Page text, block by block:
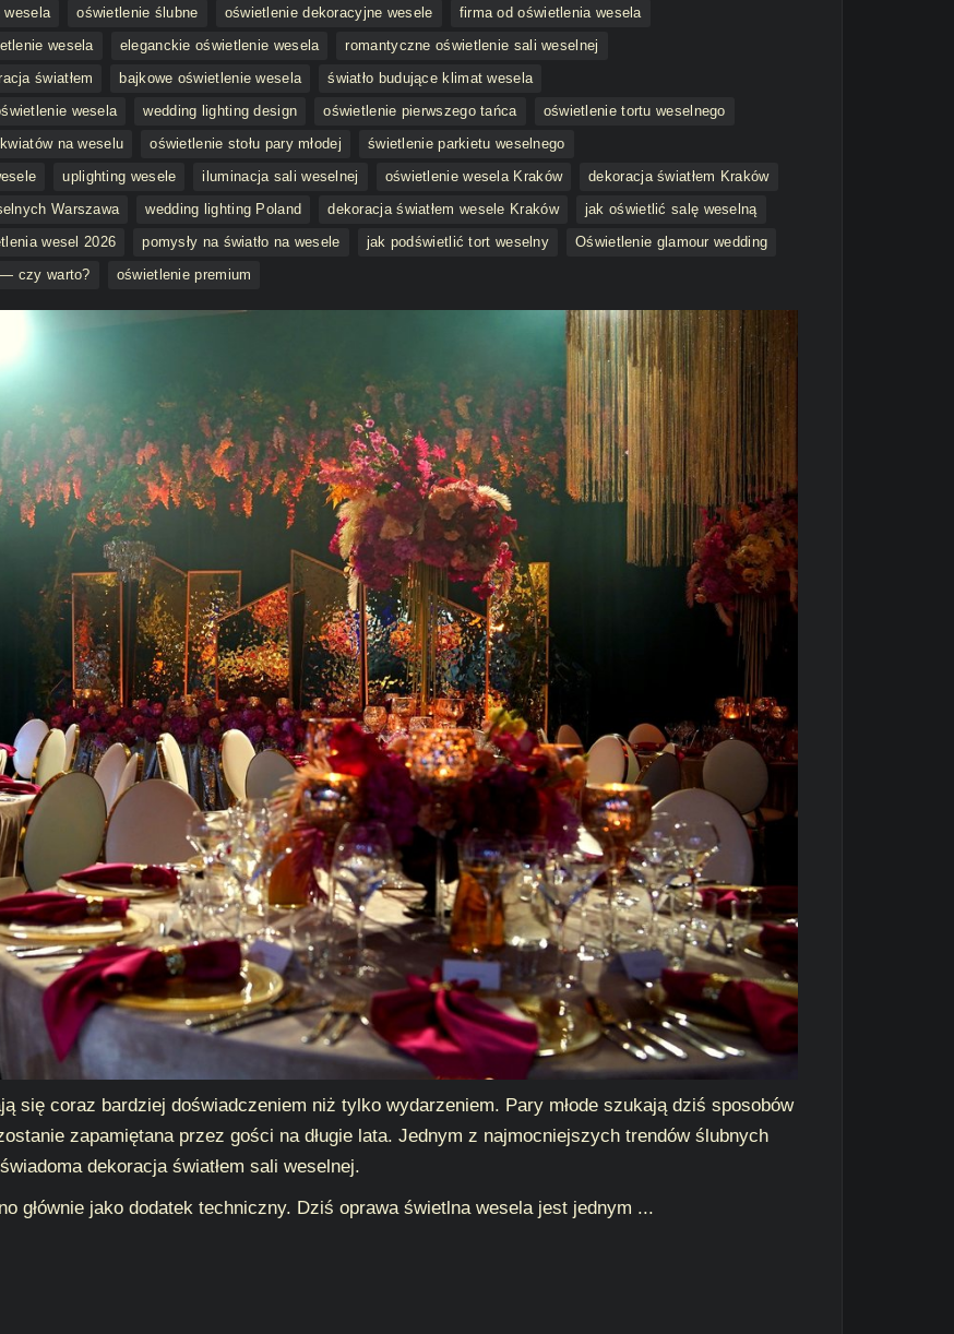
wesela oświetlenie ślubne oświetlenie dekoracyjne wesele
firma od oświetlenia wesela
wesela eleganckie oświetlenie wesela
romantyczne oświetlenie sali weselnej
światłem bajkowe oświetlenie wesela
światło budujące klimat wesela
wesela wedding lighting design oświetlenie pierwszego tańca
oświetlenie tortu weselnego
na weselu oświetlenie stołu pary młodej
świetlenie parkietu weselnego
uplighting wesele iluminacja sali weselnej oświetlenie wesela Kraków
dekoracja światłem Kraków
Warszawa wedding lighting Poland dekoracja światłem wesele Kraków
jak oświetlić salę weselną
wesel 2026 pomysły na światło na wesele jak podświetlić tort weselny
Oświetlenie glamour wedding
— czy warto? oświetlenie premium
się coraz bardziej doświadczeniem niż tylko wydarzeniem. Pary młode szukają dziś sposobów
zapamiętana przez gości na długie lata. Jednym z najmocniejszych trendów ślubnych
dekoracja światłem sali weselnej.
głównie jako dodatek techniczny. Dziś oprawa świetlna wesela jest jednym ...